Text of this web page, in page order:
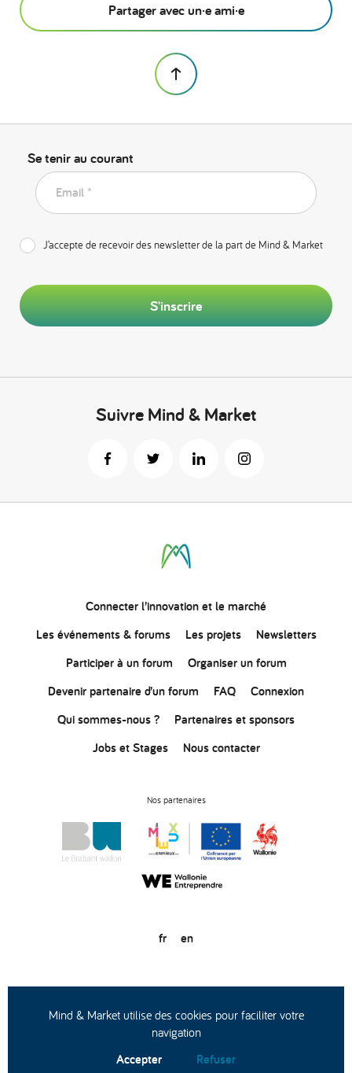
Partager avec un·e ami·e
Se tenir au courant
Email *
J’accepte de recevoir des newsletter de la part de Mind & Market
S'inscrire
Suivre Mind & Market
Connecterl’innovationet le marché
Les événements & forums
Les projets
Newsletters
Participer à un forum
Organiser un forum
Devenir partenaire d’un forum
FAQ
Connexion
Qui sommes-nous ?
Partenaires et sponsors
Jobs et Stages
Nous contacter
Nos partenaires
fr en
© Copyright 2020
Conditions générales d’utilisation
Protection des données
Mind & Market utilise des cookies pour faciliter votre
navigation
Accepter Refuser